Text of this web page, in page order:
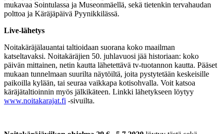
mukavaa Sointulassa ja Museonmäellä, sekä tietenkin tervahaudan
polttoa ja Käräjäpäivä Pyynikkilässä.
Live-lähetys
Noitakäräjälauantai taltioidaan suorana koko maailman
katseltavaksi. Noitakäräjien 50. juhlavuosi jää historiaan: koko
päivän mittainen, netin kautta lähetettävä tv-tuotannon kautta. Pääset
mukaan tunnelmaan suurilta näytöiltä, joita pystytetään keskeisille
paikoilla kylään, tai seuraa vaikkapa kotisohvalla. Voit katsoa
käräjätaltioinnin myös jälkikäteen. Linkki lähetykseen löytyy
www.noitakarajat.fi -sivuilta.